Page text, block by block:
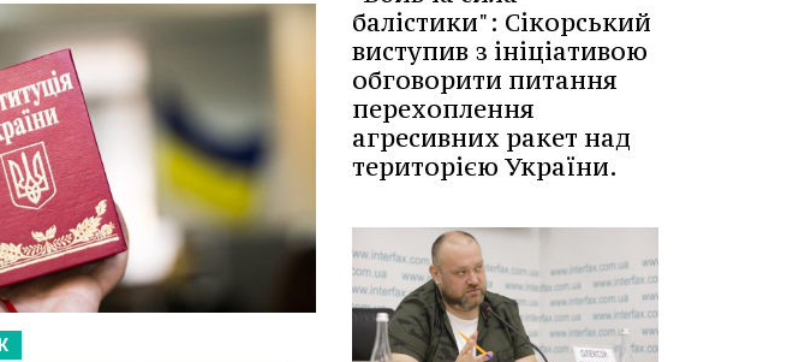
балістики": Сікорський
виступив з ініціативою
обговорити питання
перехоплення
агресивних ракет над
територією України.